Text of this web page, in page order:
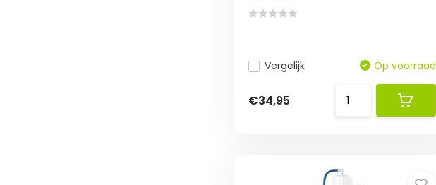
Vergelijk Op voorraad
€34,95